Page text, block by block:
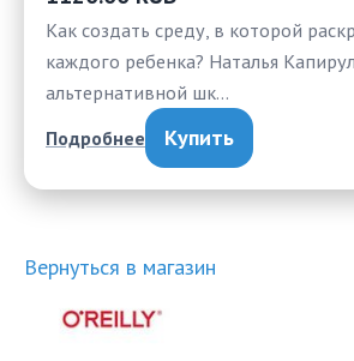
Как создать среду, в которой
каждого ребенка? Наталья
альтернативной шк…
Подробнее Купить
Вернуться в магазин